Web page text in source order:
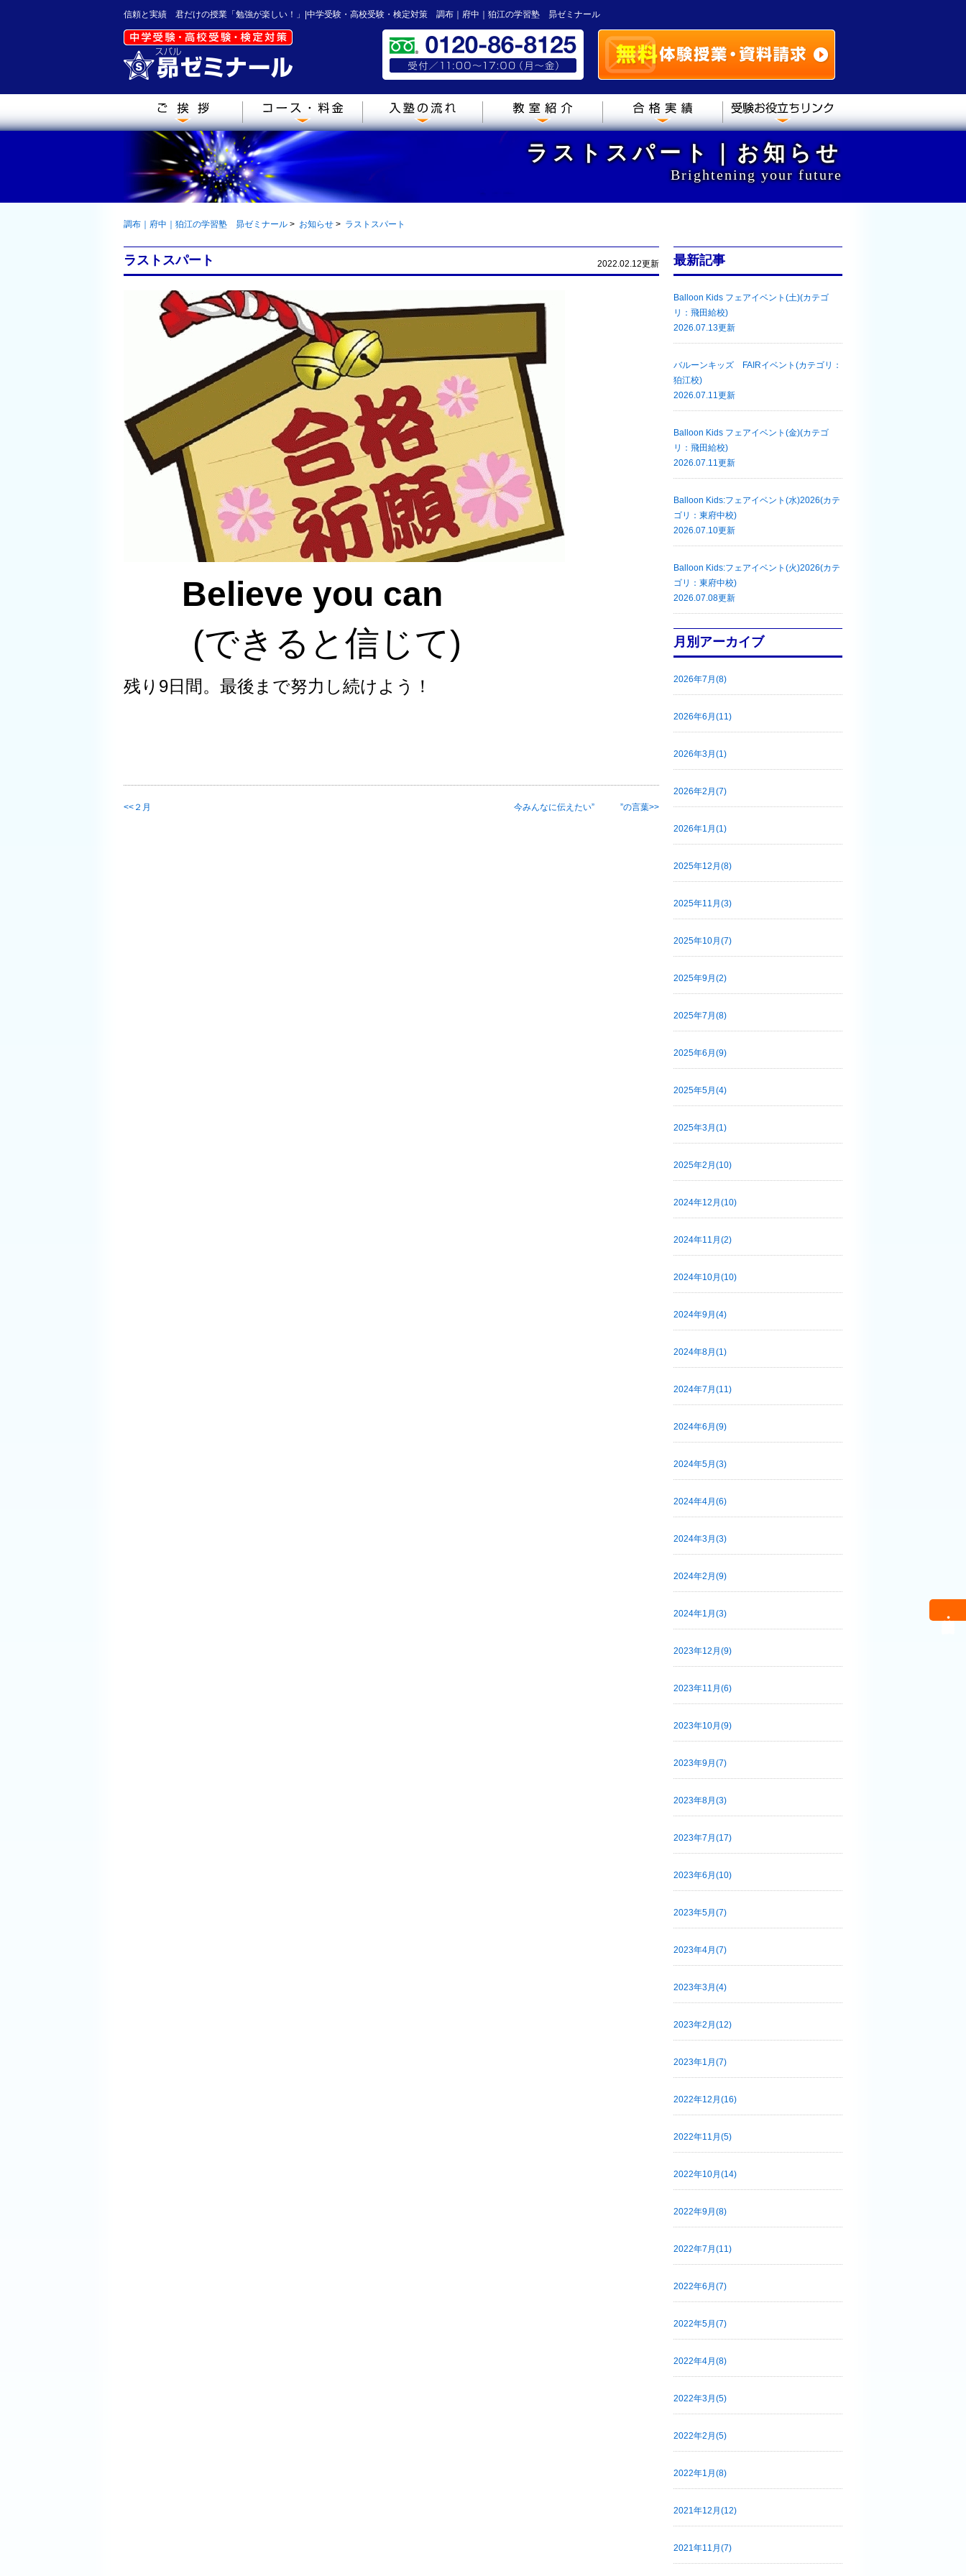
信頼と実績 君だけの授業「勉強が楽しい！」|中学受験・高校受験・検定対策 調布｜府中｜狛江の学習塾 昴ゼミナール
ラストスパート｜お知らせ
Brightening your future
調布｜府中｜狛江の学習塾 昴ゼミナール > お知らせ > ラストスパート
ラストスパート 2022.02.12更新
Believe you can
(できると信じて)
残り9日間。 最後まで努力し続けよう！
２月 今みんなに伝えたい” ”の言葉
最新記事
Balloon Kids フェアイベント(土)(カテゴ
リ：飛田給校)
2026.07.13更新
バルーンキッズ FAIRイベント(カテゴリ：
狛江校)
2026.07.11更新
Balloon Kids フェアイベント(金)(カテゴ
リ：飛田給校)
2026.07.11更新
Balloon Kids:フェアイベント(水)2026(カテ
ゴリ：東府中校)
2026.07.10更新
Balloon Kids:フェアイベント(火)2026(カテ
ゴリ：東府中校)
2026.07.08更新
月別アーカイブ
2026年7月(8)
2026年6月(11)
2026年3月(1)
2026年2月(7)
2026年1月(1)
2025年12月(8)
2025年11月(3)
2025年10月(7)
2025年9月(2)
2025年7月(8)
2025年6月(9)
2025年5月(4)
2025年3月(1)
2025年2月(10)
2024年12月(10)
2024年11月(2)
2024年10月(10)
2024年9月(4)
2024年8月(1)
2024年7月(11)
2024年6月(9)
2024年5月(3)
2024年4月(6)
2024年3月(3)
2024年2月(9)
2024年1月(3)
2023年12月(9)
2023年11月(6)
2023年10月(9)
2023年9月(7)
2023年8月(3)
2023年7月(17)
2023年6月(10)
2023年5月(7)
2023年4月(7)
2023年3月(4)
2023年2月(12)
2023年1月(7)
2022年12月(16)
2022年11月(5)
2022年10月(14)
2022年9月(8)
2022年7月(11)
2022年6月(7)
2022年5月(7)
2022年4月(8)
2022年3月(5)
2022年2月(5)
2022年1月(8)
2021年12月(12)
2021年11月(7)